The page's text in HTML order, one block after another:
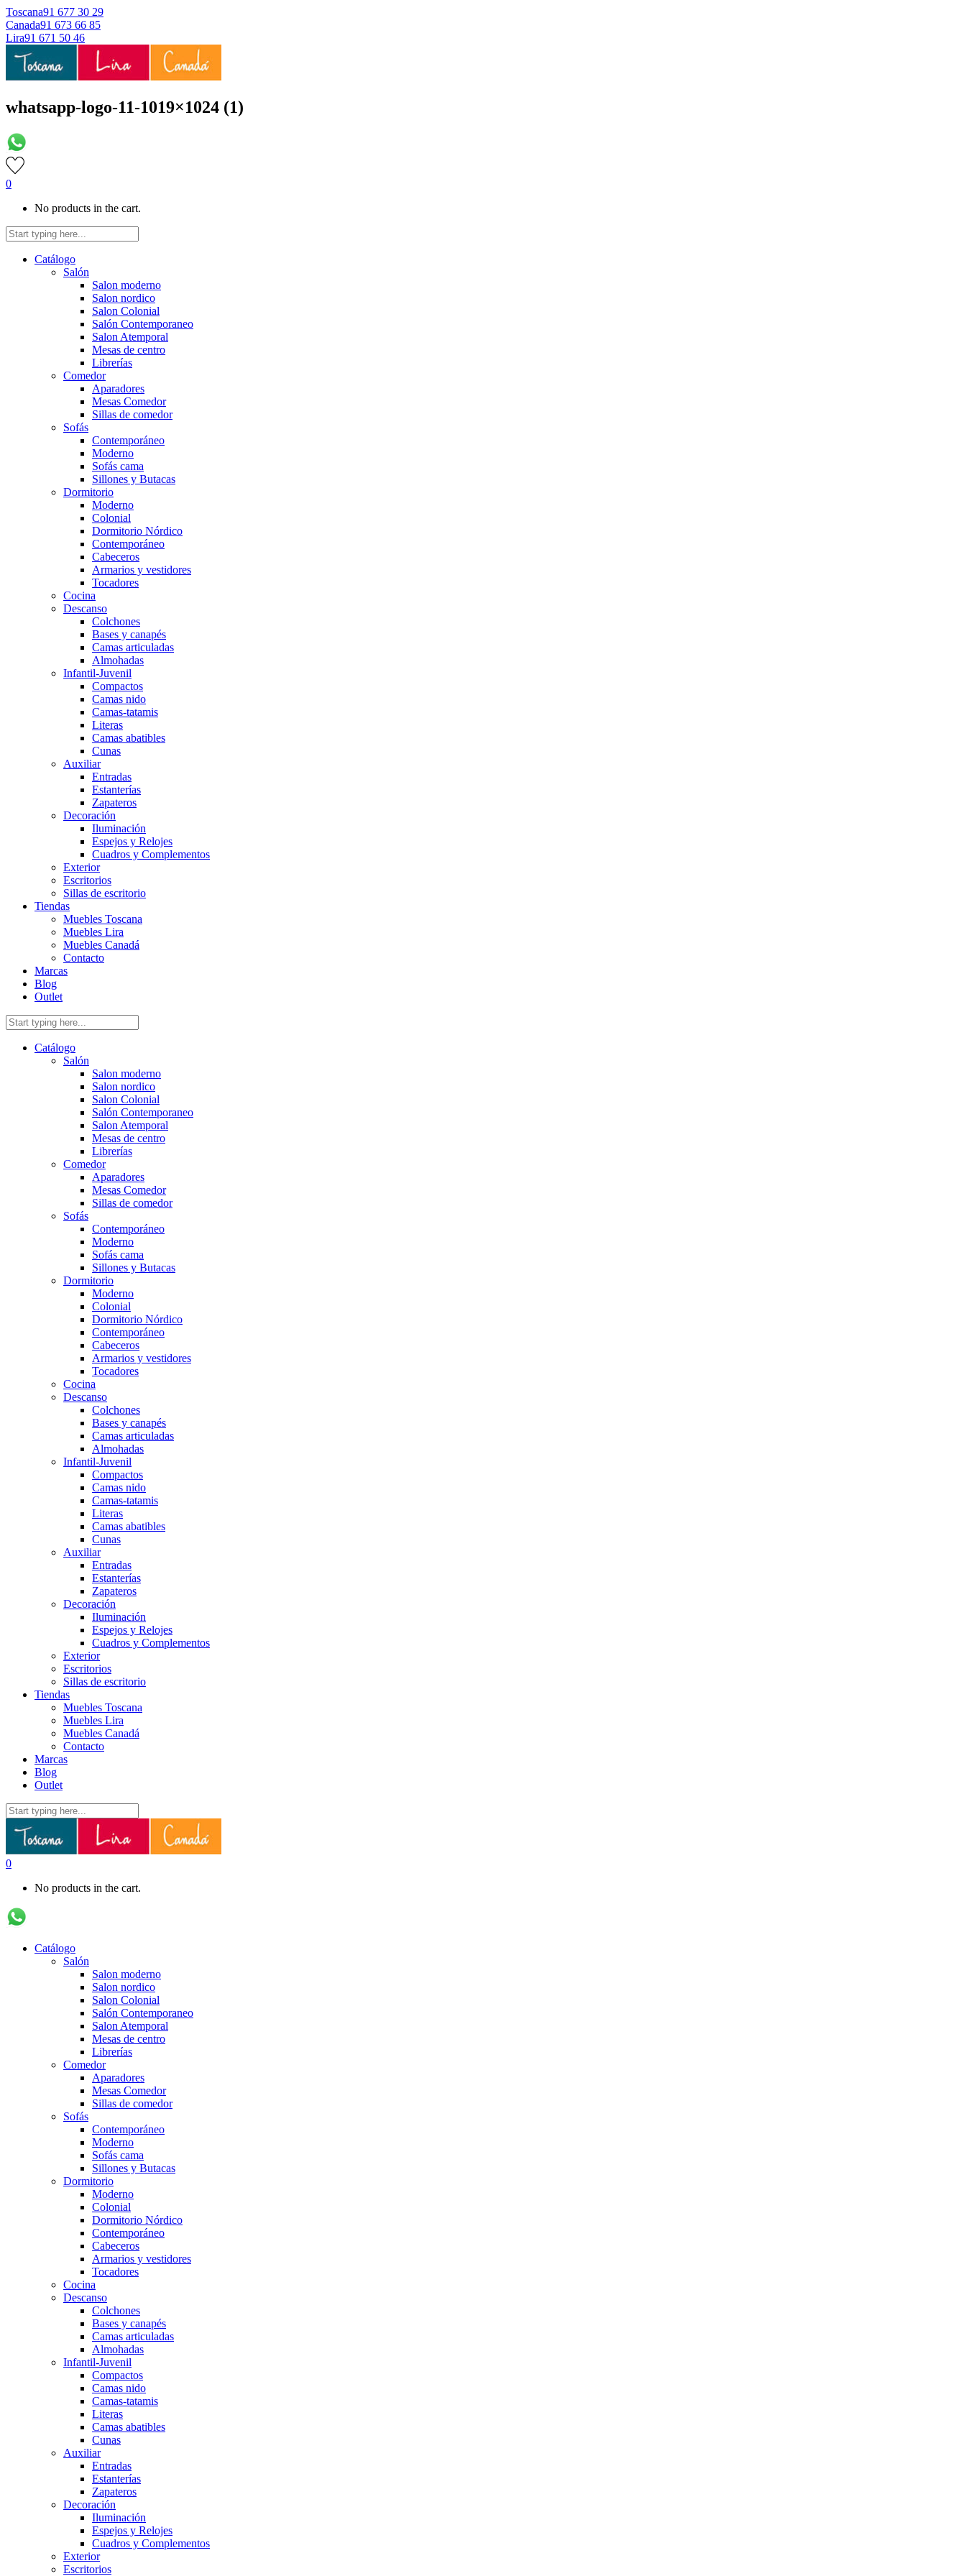
Toscana91 677 30 29
Canada91 673 66 85
Lira91 671 50 46
whatsapp-logo-11-1019×1024 (1)
0
No products in the cart.
Catálogo
Salón
Salon moderno
Salon nordico
Salon Colonial
Salón Contemporaneo
Salon Atemporal
Mesas de centro
Librerías
Comedor
Aparadores
Mesas Comedor
Sillas de comedor
Sofás
Contemporáneo
Moderno
Sofás cama
Sillones y Butacas
Dormitorio
Moderno
Colonial
Dormitorio Nórdico
Contemporáneo
Cabeceros
Armarios y vestidores
Tocadores
Cocina
Descanso
Colchones
Bases y canapés
Camas articuladas
Almohadas
Infantil-Juvenil
Compactos
Camas nido
Camas-tatamis
Literas
Camas abatibles
Cunas
Auxiliar
Entradas
Estanterías
Zapateros
Decoración
Iluminación
Espejos y Relojes
Cuadros y Complementos
Exterior
Escritorios
Sillas de escritorio
Tiendas
Muebles Toscana
Muebles Lira
Muebles Canadá
Contacto
Marcas
Blog
Outlet
Catálogo
Salón
Salon moderno
Salon nordico
Salon Colonial
Salón Contemporaneo
Salon Atemporal
Mesas de centro
Librerías
Comedor
Aparadores
Mesas Comedor
Sillas de comedor
Sofás
Contemporáneo
Moderno
Sofás cama
Sillones y Butacas
Dormitorio
Moderno
Colonial
Dormitorio Nórdico
Contemporáneo
Cabeceros
Armarios y vestidores
Tocadores
Cocina
Descanso
Colchones
Bases y canapés
Camas articuladas
Almohadas
Infantil-Juvenil
Compactos
Camas nido
Camas-tatamis
Literas
Camas abatibles
Cunas
Auxiliar
Entradas
Estanterías
Zapateros
Decoración
Iluminación
Espejos y Relojes
Cuadros y Complementos
Exterior
Escritorios
Sillas de escritorio
Tiendas
Muebles Toscana
Muebles Lira
Muebles Canadá
Contacto
Marcas
Blog
Outlet
0
No products in the cart.
Catálogo
Salón
Salon moderno
Salon nordico
Salon Colonial
Salón Contemporaneo
Salon Atemporal
Mesas de centro
Librerías
Comedor
Aparadores
Mesas Comedor
Sillas de comedor
Sofás
Contemporáneo
Moderno
Sofás cama
Sillones y Butacas
Dormitorio
Moderno
Colonial
Dormitorio Nórdico
Contemporáneo
Cabeceros
Armarios y vestidores
Tocadores
Cocina
Descanso
Colchones
Bases y canapés
Camas articuladas
Almohadas
Infantil-Juvenil
Compactos
Camas nido
Camas-tatamis
Literas
Camas abatibles
Cunas
Auxiliar
Entradas
Estanterías
Zapateros
Decoración
Iluminación
Espejos y Relojes
Cuadros y Complementos
Exterior
Escritorios